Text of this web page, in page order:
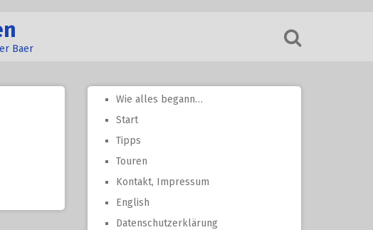
Baer
Wie alles begann…
Start
Tipps
Touren
Kontakt, Impressum
English
Datenschutzerklärung